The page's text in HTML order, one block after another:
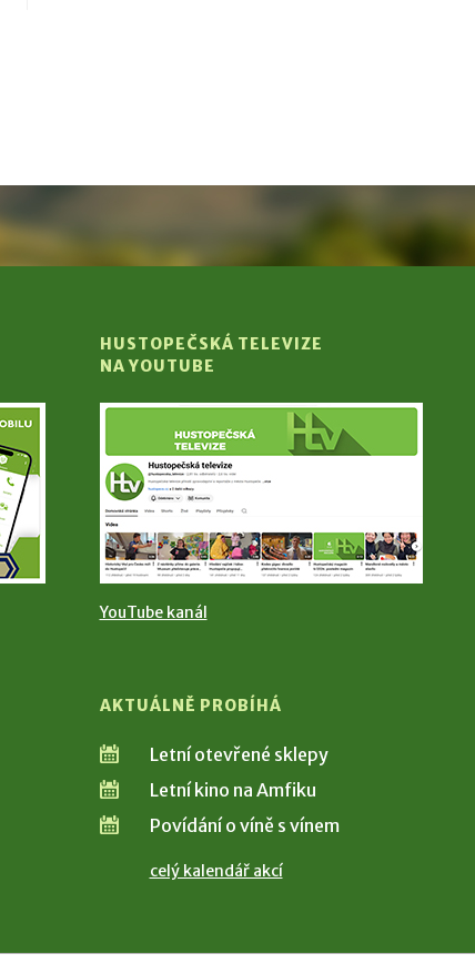
HUSTOPEČSKÁ TELEVIZE
NA YOUTUBE
YouTube kanál
AKTUÁLNĚ PROBÍHÁ
Letní otevřené sklepy
Letní kino na Amfiku
Povídání o víně s vínem
celý kalendář akcí